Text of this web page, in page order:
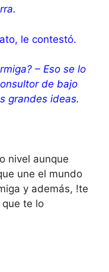
le contestó.
– Eso se lo
de bajo
grandes ideas.
nivel aunque
une el mundo
y además, !te
que te lo